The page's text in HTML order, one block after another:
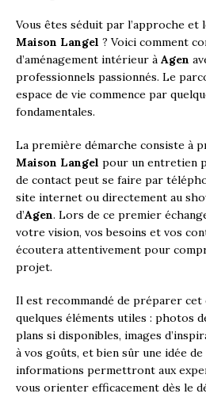
Vous êtes séduit par l’approche et
Maison Langel ? Voici comment
d’aménagement intérieur à Agen
professionnels passionnés. Le
espace de vie commence par
fondamentales.
La première démarche consiste à
Maison Langel pour un entretien
de contact peut se faire par
site internet ou directement au
d’Agen. Lors de ce premier
votre vision, vos besoins et vos
écoutera attentivement pour
projet.
Il est recommandé de préparer
quelques éléments utiles : photos
plans si disponibles, images
à vos goûts, et bien sûr une idée
informations permettront aux
vous orienter efficacement dès le